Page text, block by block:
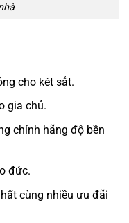
cho két sắt.
gia chủ.
chính hãng độ bền
đức.
cùng nhiều ưu đãi